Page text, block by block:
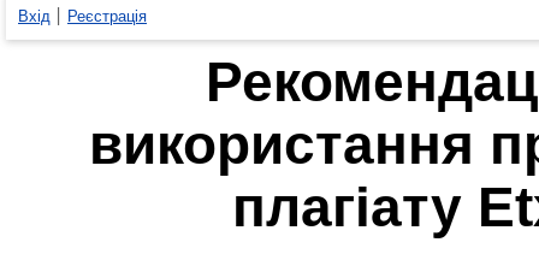
Вхід Реєстрація
використання
плагіату